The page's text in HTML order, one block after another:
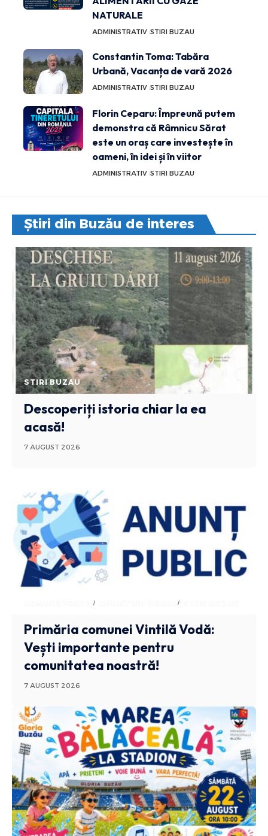
NATURALE
ADMINISTRATIV STIRI BUZAU
Constantin Toma: Tabăra
Urbană, Vacanța de vară 2026
ADMINISTRATIV STIRI BUZAU
Florin Ceparu: Împreună putem
demonstra că Râmnicu Sărat
este un oraș care investește în
oameni, în idei și în viitor
ADMINISTRATIV STIRI BUZAU
Știri din Buzău de interes
STIRI BUZAU
Descoperiți istoria chiar la ea
acasă!
7 AUGUST 2026
ADMINISTRATIV ANUNTURI BUZAU
Primăria comunei Vintilă Vodă:
Vești importante pentru
comunitatea noastră!
7 AUGUST 2026